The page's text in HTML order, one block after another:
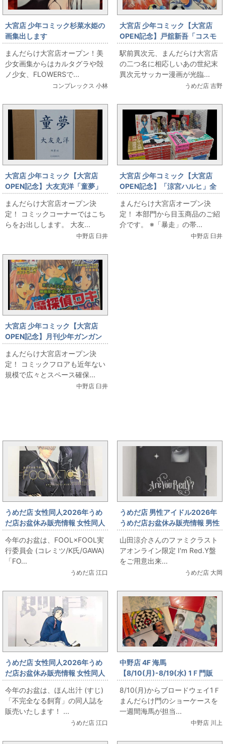
大宮店 少年コミック杉菜水姫の
画集出します
まんだらけ大宮店オープン！美
少女画集からはカルタグラや殻
ノ少女、FLOWERSで...
コンプレックス 小林
大宮店 少年コミック【大宮店
OPEN記念】戸舘新吾「コスモ
スストライカー」全2巻初版セッ
ト
駅前異次元、まんだらけ大宮店
の二つ名に相応しいあの世紀末
異次元サッカー漫画が光臨...
うめだ店 吉野
大宮店 少年コミック【大宮店
OPEN記念】大友克洋「童夢」
豪華版出します
まんだらけ大宮店オープン決
定！ コミックコーナーではこち
らをお出しします。 大友...
中野店 臼井
大宮店 少年コミック【大宮店
OPEN記念】「涼宮ハルヒ」全
初版、特典付きセット出します
まんだらけ大宮店オープン決
定！ 本部門から目玉商品のご紹
介です。 ※「暴走」の帯...
中野店 臼井
大宮店 少年コミック【大宮店
OPEN記念】月刊少年ガンガン
「鋼の錬金術師」新連載号
まんだらけ大宮店オープン決
定！ コミックフロアも近年ない
規模で広々とスペース確保...
中野店 臼井
うめだ店 女性同人2026年うめ
だ店お盆休み販売情報 女性同人
誌コーナー FOOL×FOOL実行委
員会 (コレミツ/K氏/GAWA)
「FOOL×FOOL」をお出しま
す！
今年のお盆は、FOOL×FOOL実
行委員会 (コレミツ/K氏/GAWA)
「FO...
うめだ店 江口
うめだ店 男性アイドル2026年
うめだ店お盆休み販売情報 男性
アイドルコーナー 「山田涼介
Are You Red.Y?」 出します
山田涼介さんのファミクラスト
アオンライン限定 I'm Red.Y盤
をご用意出来...
うめだ店 大岡
うめだ店 女性同人2026年うめ
だ店お盆休み販売情報 女性同人
誌コーナー ほん出汁 (すじ) 「不
完全なる飼育」をお出します！
今年のお盆は、ほん出汁 (すじ)
「不完全なる飼育」の同人誌を
販売いたします！ ...
うめだ店 江口
中野店 4F 海馬
【8/10(月)-8/19(水) 1Ｆ門販
売】第二回 海馬特選 夏の円盤特
集 YMO出します
8/10(月)からブロードウェイ1Ｆ
まんだらけ門のショーケースを
一週間海馬が担当...
中野店 川上